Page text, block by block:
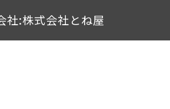
社:株式会社とね屋